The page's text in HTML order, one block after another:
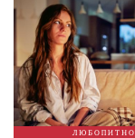
ЛЮБОПИТНО